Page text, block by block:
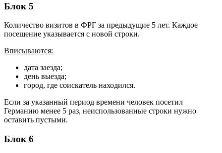
Блок 5
Количество визитов в ФРГ за предыдущие 5 лет. Каждое
посещение указывается с новой строки.
Вписываются:
дата заезда;
день выезда;
город, где соискатель находился.
Если за указанный период времени человек посетил
Германию менее 5 раз, неиспользованные строки нужно
оставить пустыми.
Блок 6